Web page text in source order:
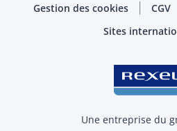
Gestion des cookies
CGV
Sites
Une entreprise du